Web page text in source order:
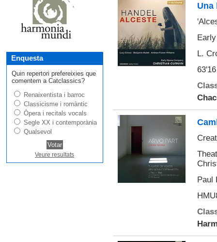
Enquesta
Quin repertori prefereixies que
comentem a Catclassics?
Renaixentista i barroc
Classicisme i romàntic
Òpera i recitals vocals
Segle XX i contemporània
Qualsevol
Veure resultats
Una
L.
63'16
Paul